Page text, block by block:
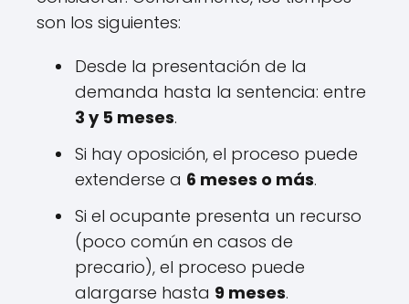
son los siguientes:
Desde la presentación de la
demanda hasta la sentencia: entre
3 y 5 meses.
Si hay oposición, el proceso puede
extenderse a 6 meses o más.
Si el ocupante presenta un recurso
(poco común en casos de
precario), el proceso puede
alargarse hasta 9 meses.